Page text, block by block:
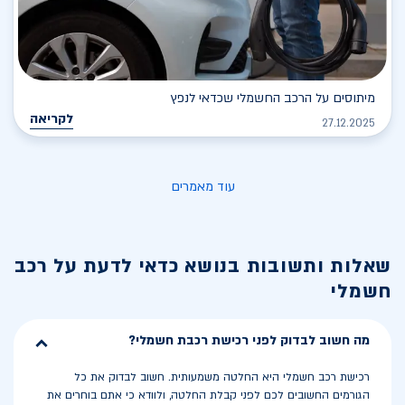
מיתוסים על הרכב החשמלי שכדאי לנפץ
27.12.2025 לקריאה
עוד מאמרים
שאלות ותשובות בנושא כדאי לדעת על רכב
חשמלי
מה חשוב לבדוק לפני רכישת רכבת חשמלי?
רכישת רכב חשמלי היא החלטה משמעותית. חשוב לבדוק את כל
הגורמים החשובים לכם לפני קבלת החלטה, ולוודא כי אתם בוחרים את